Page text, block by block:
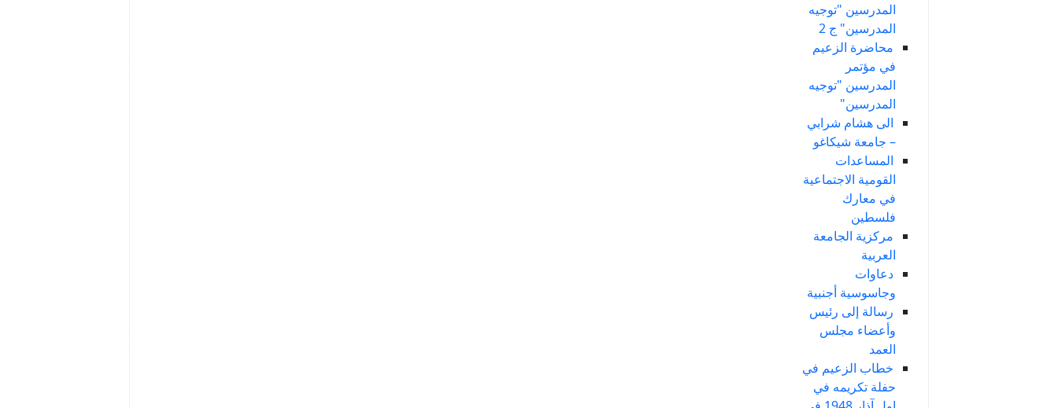
المدرسين "توجيه
المدرسين" ج 2
محاضرة الزعيم
في مؤتمر
المدرسين "توجيه
المدرسين"
الى هشام شرابي
– جامعة شيكاغو
المساعدات
القومية الاجتماعية
في معارك
فلسطين
مركزية الجامعة
العربية
دعاوات
وجاسوسية أجنبية
رسالة إلى رئيس
وأعضاء مجلس
العمد
خطاب الزعيم في
حفلة تكريمه في